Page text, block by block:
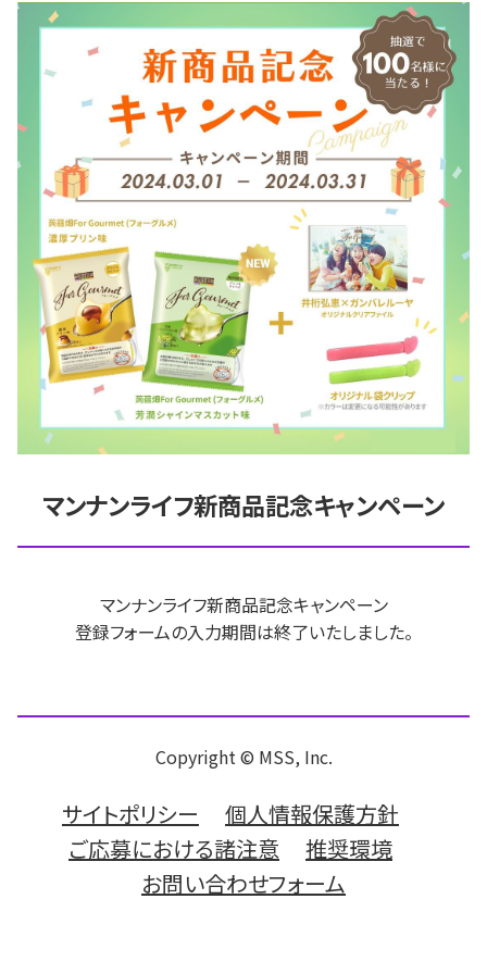
マンナンライフ新商品記念キャンペーン
マンナンライフ新商品記念キャンペーン
登録フォームの入力期間は終了いたしました。
Copyright © MSS, Inc.
サイトポリシー
個人情報保護方針
ご応募における諸注意
推奨環境
お問い合わせフォーム